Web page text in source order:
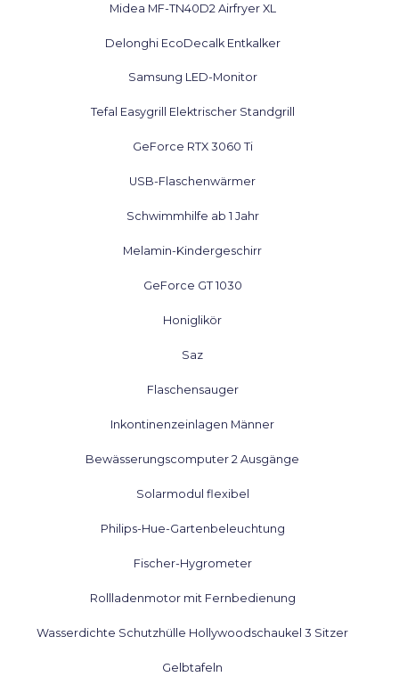
Midea MF-TN40D2 Airfryer XL
Delonghi EcoDecalk Entkalker
Samsung LED-Monitor
Tefal Easygrill Elektrischer Standgrill
GeForce RTX 3060 Ti
USB-Flaschenwärmer
Schwimmhilfe ab 1 Jahr
Melamin-Kindergeschirr
GeForce GT 1030
Honiglikör
Saz
Flaschensauger
Inkontinenzeinlagen Männer
Bewässerungscomputer 2 Ausgänge
Solarmodul flexibel
Philips-Hue-Gartenbeleuchtung
Fischer-Hygrometer
Rollladenmotor mit Fernbedienung
Wasserdichte Schutzhülle Hollywoodschaukel 3 Sitzer
Gelbtafeln